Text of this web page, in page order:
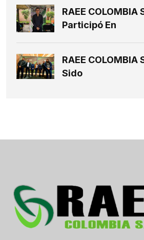
RAEE COLOMBIA
Participó En
RAEE COLOMBIA
Sido